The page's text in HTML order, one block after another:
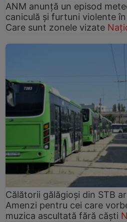
ANM anunță un episod
caniculă și furtuni violente
Care sunt zonele vizate
Călătorii gălăgioși din STB
Amenzi pentru cei care
muzica ascultată fără căști